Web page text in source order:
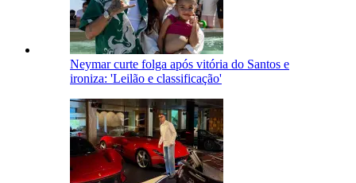
Neymar curte folga após vitória do Santos e
ironiza: 'Leilão e classificação'